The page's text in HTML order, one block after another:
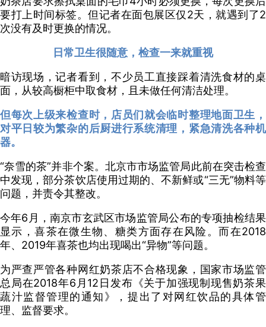
要打上时间标签。但记者在面包展区仅2天，就遇到了2
次没有及时更换的情况。
日常卫生很随意，检查一来就重视
暗访现场，记者看到，不少员工直接踩着清洗食材的桌
面，从较高橱柜中取食材，且未做任何清洁处理。
但每次上级来检查时，店员们就会临时整理地面卫生，
对平日较为繁杂的后厨进行系统清理，紧急清洗各种机
器。
“奈雪的茶”并非个案。北京市市场监管局此前在突击检查
中发现，部分茶饮店使用过期的、不新鲜或“三无”物料等
问题，并责令其整改。
今年6月，南京市玄武区市场监管局公布的专项抽检结果
显示，喜茶在微生物、糖类方面存在风险。而在2018
年、2019年喜茶也均出现喝出“异物”等问题。
为严查严管各种网红奶茶店不合格现象，国家市场监管
总局在2018年6月12日发布《关于加强现制现售奶茶果
蔬汁监督管理的通知》，提出了对网红饮品的具体管
理、监督要求。